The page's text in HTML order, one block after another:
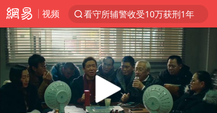
视频
看守所辅警收受10万获刑1年
以“新”破局 首发经济点亮城市消费活力
台风白海豚进入48小时警戒线
中方回应是否在太平洋海底开采稀土
台风白海豚影响中国已成定局